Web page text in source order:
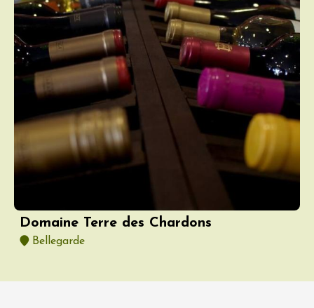
Domaine Terre des Chardons
Bellegarde